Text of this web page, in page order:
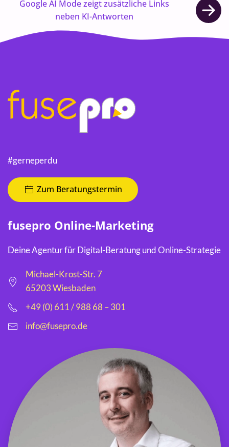
Google AI Mode zeigt zusätzliche Links
neben KI-Antworten
#gerneperdu
Zum Beratungstermin
fusepro Online-Marketing
Deine Agentur für Digital-Beratung und Online-Strategie
Michael-Krost-Str. 7
65203 Wiesbaden
+49 (0) 611 / 988 68 – 301
info@fusepro.de